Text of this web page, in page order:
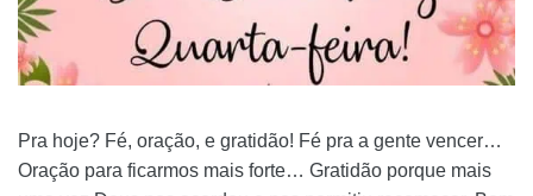
Pra hoje? Fé, oração, e gratidão! Fé pra a gente vencer…
Oração para ficarmos mais forte… Gratidão porque mais